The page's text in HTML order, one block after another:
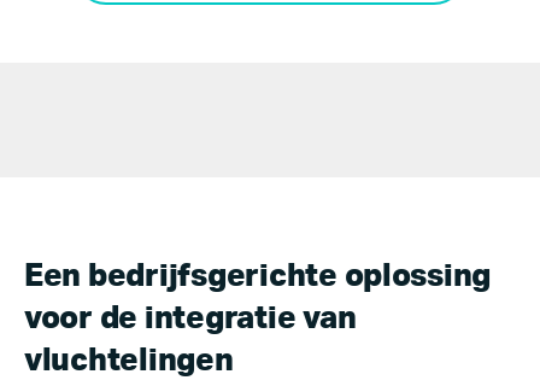
Een bedrijfsgerichte oplossing
voor de integratie van
vluchtelingen